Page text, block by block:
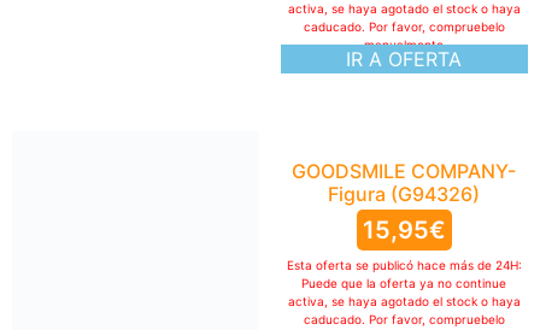
Esta oferta se publicó hace más de 24H:
Puede que la oferta ya no continue
activa, se haya agotado el stock o haya
caducado. Por favor, compruebelo